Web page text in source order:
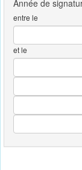
entre le
et le